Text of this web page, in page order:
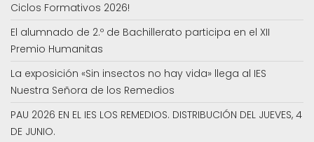
Ciclos Formativos 2026!
El alumnado de 2.º de Bachillerato participa en el XII
Premio Humanitas
La exposición «Sin insectos no hay vida» llega al IES
Nuestra Señora de los Remedios
PAU 2026 EN EL IES LOS REMEDIOS. DISTRIBUCIÓN DEL JUEVES, 4
DE JUNIO.